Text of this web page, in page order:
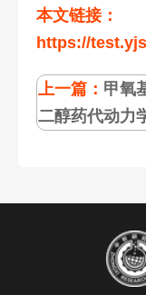
本文链接：
https://
上一篇： 甲氧
二醇药代动力